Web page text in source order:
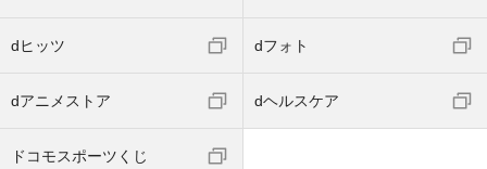
dヒッツ dフォト
dアニメストア dヘルスケア
ドコモスポーツくじ